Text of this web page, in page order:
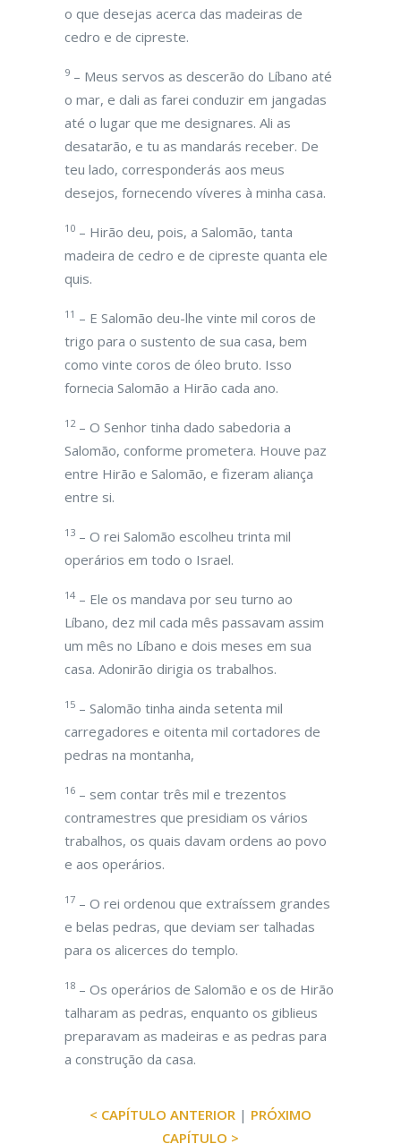
o que desejas acerca das madeiras de
cedro e de cipreste.
9 – Meus servos as descerão do Líbano até
o mar, e dali as farei conduzir em jangadas
até o lugar que me designares. Ali as
desatarão, e tu as mandarás receber. De
teu lado, corresponderás aos meus
desejos, fornecendo víveres à minha casa.
10 – Hirão deu, pois, a Salomão, tanta
madeira de cedro e de cipreste quanta ele
quis.
11 – E Salomão deu-lhe vinte mil coros de
trigo para o sustento de sua casa, bem
como vinte coros de óleo bruto. Isso
fornecia Salomão a Hirão cada ano.
12– O Senhor tinha dado sabedoria a
Salomão, conforme prometera. Houve paz
entre Hirão e Salomão, e fizeram aliança
entre si.
13 – O rei Salomão escolheu trinta mil
operários em todo o Israel.
14 – Ele os mandava por seu turno ao
Líbano, dez mil cada mês passavam assim
um mês no Líbano e dois meses em sua
casa. Adonirão dirigia os trabalhos.
15 – Salomão tinha ainda setenta mil
carregadores e oitenta mil cortadores de
pedras na montanha,
16 – sem contar três mil e trezentos
contramestres que presidiam os vários
trabalhos, os quais davam ordens ao povo
e aos operários.
17 – O rei ordenou que extraíssem grandes
e belas pedras, que deviam ser talhadas
para os alicerces do templo.
18 – Os operários de Salomão e os de Hirão
talharam as pedras, enquanto os giblieus
preparavam as madeiras e as pedras para
a construção da casa.
< CAPÍTULO ANTERIOR | PRÓXIMO
CAPÍTULO >